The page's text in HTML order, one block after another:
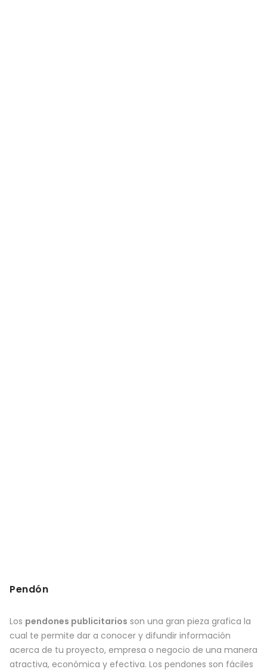
Pendón
Los pendones publicitarios son una gran pieza grafica la
cual te permite dar a conocer y difundir información
acerca de tu proyecto, empresa o negocio de una manera
atractiva, económica y efectiva. Los pendones son fáciles